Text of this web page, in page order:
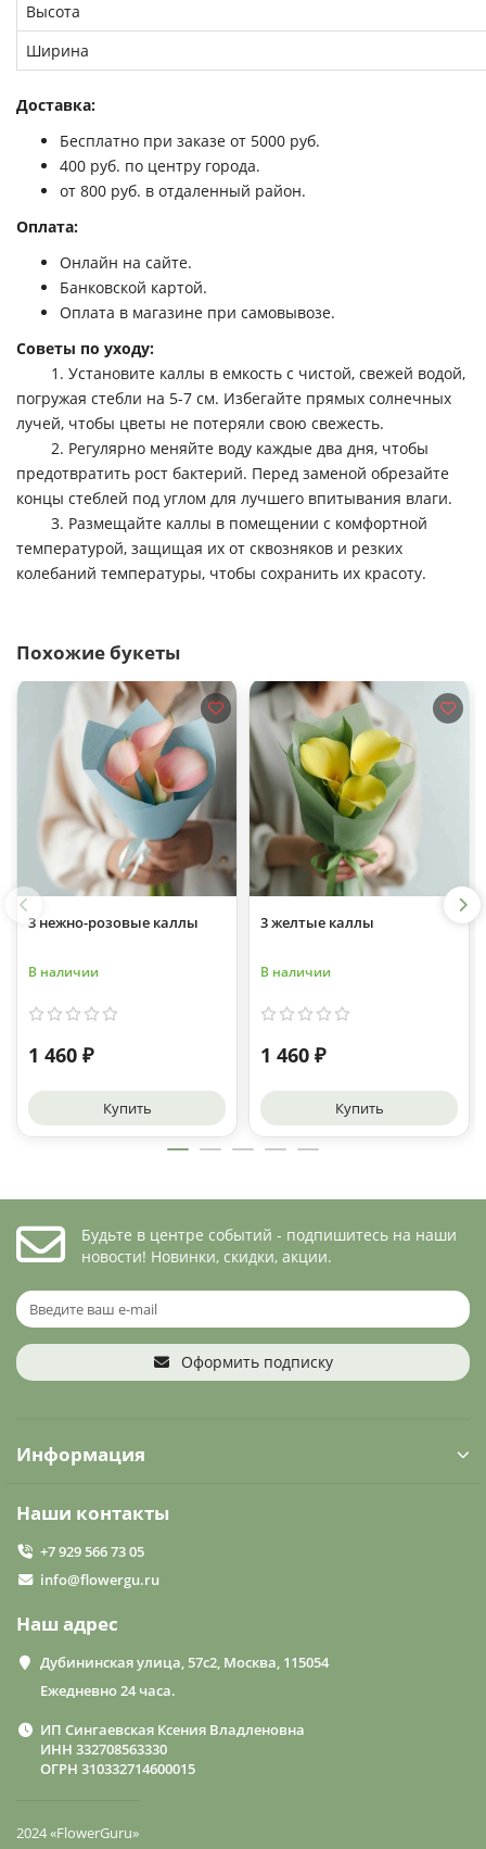
Высота
Ширина
Доставка:
Бесплатно при заказе от 5000 руб.
400 руб. по центру города.
от 800 руб. в отдаленный район.
Оплата:
Онлайн на сайте.
Банковской картой.
Оплата в магазине при самовывозе.
Советы по уходу:
1. Установите каллы в емкость с чистой, свежей водой,
погружая стебли на 5-7 см. Избегайте прямых солнечных
лучей, чтобы цветы не потеряли свою свежесть.
2. Регулярно меняйте воду каждые два дня, чтобы
предотвратить рост бактерий. Перед заменой обрезайте
концы стеблей под углом для лучшего впитывания влаги.
3. Размещайте каллы в помещении с комфортной
температурой, защищая их от сквозняков и резких
колебаний температуры, чтобы сохранить их красоту.
Похожие букеты
3 нежно-розовые каллы
В наличии
1 460 ₽
Купить
3 желтые каллы
В наличии
1 460 ₽
Купить
Будьте в центре событий - подпишитесь на наши
новости! Новинки, скидки, акции.
Оформить подписку
Информация
Наши контакты
+7 929 566 73 05
info@flowergu.ru
Наш адрес
Дубининская улица, 57с2, Москва, 115054
Ежедневно 24 часа.
ИП Сингаевская Ксения Владленовна
ИНН 332708563330
ОГРН 310332714600015
2024 «FlowerGuru»